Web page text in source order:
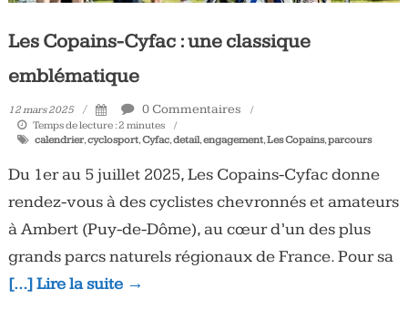
Les Copains-Cyfac : une classique
emblématique
12 mars 2025 0 Commentaires
Temps de lecture :2 minutes
calendrier,cyclosport,Cyfac,detail,engagement,Les Copains,parcours
Du 1er au 5 juillet 2025, Les Copains-Cyfac donne
rendez-vous à des cyclistes chevronnés et amateurs
à Ambert (Puy-de-Dôme), au cœur d’un des plus
grands parcs naturels régionaux de France. Pour sa
[…] Lire la suite →